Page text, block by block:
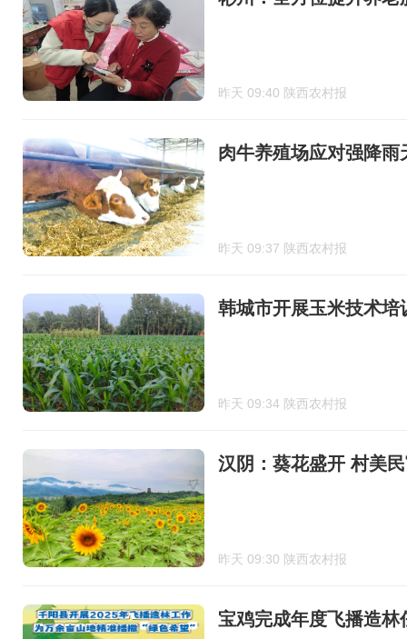
昨天 09:40 陕西农村报
肉牛养殖场应对强降雨
昨天 09:37 陕西农村报
韩城市开展玉米技术培
昨天 09:34 陕西农村报
汉阴：葵花盛开 村美
昨天 09:30 陕西农村报
宝鸡完成年度飞播造林